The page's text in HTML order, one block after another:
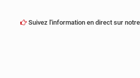
Suivez l'information en direct sur